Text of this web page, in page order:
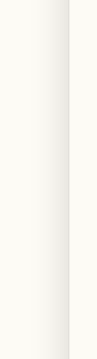
de
de se
position ?
de